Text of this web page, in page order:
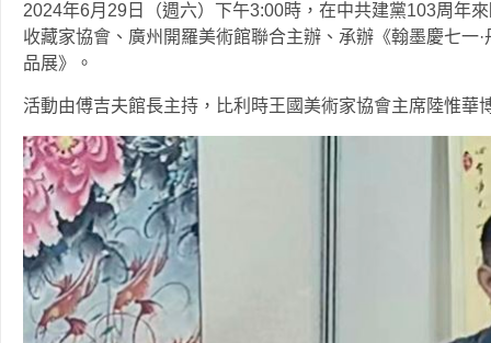
2024年6月29日（週六）下午3:00時，在中共建黨103周年
收藏家協會、廣州開羅美術館聯合主辦、承辦《翰墨慶七
品展》。
活動由傅吉夫館長主持，比利時王國美術家協會主席陸惟華